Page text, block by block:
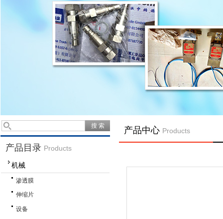
产品目录 Products
机械
渗透膜
伸缩片
设备
产品中心 Products